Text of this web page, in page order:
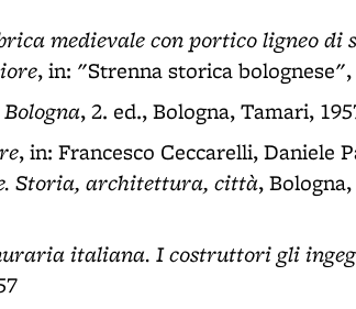
medievale con portico ligneo di
, in: "Strenna storica bolognese",
, 2. ed., Bologna, Tamari,
, in: Francesco Ceccarelli, Daniele
Storia, architettura, città,
italiana. I costruttori gli